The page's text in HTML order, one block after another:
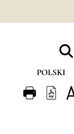
POLSKI
FRANÇAIS